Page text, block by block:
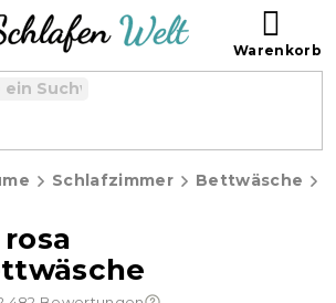
Schlafzimmer Bettwäsche